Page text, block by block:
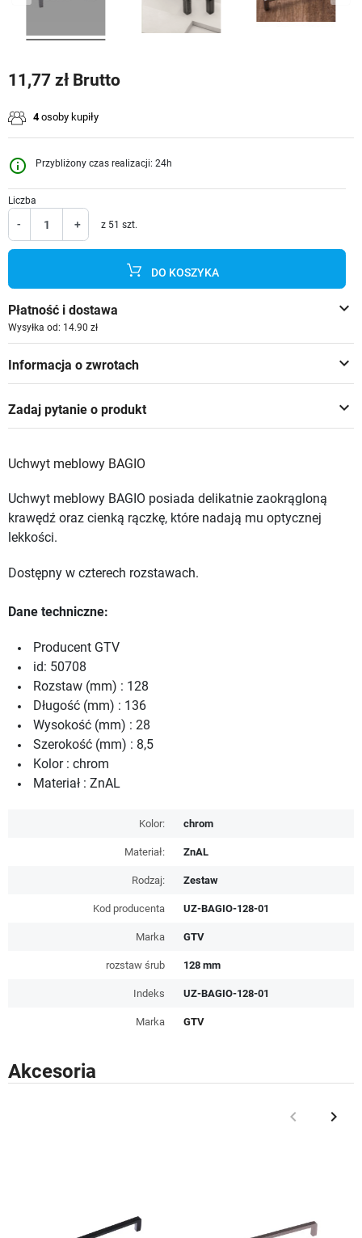
11,77 zł Brutto
4osoby kupiły
info_outline Przybliżony czas realizacji: 24h
Liczba
- + z 51 szt.
DO KOSZYKA
keyboard_arrow_down
Płatność i dostawa
Wysyłka od: 14.90 zł
keyboard_arrow_down
Informacja o zwrotach
keyboard_arrow_down
Zadaj pytanie o produkt
Uchwyt meblowy BAGIO
Uchwyt meblowy BAGIO posiada delikatnie zaokrągloną
krawędź oraz cienką rączkę, które nadają mu optycznej
lekkości.
Dostępny w czterech rozstawach.
Dane techniczne:
Producent GTV
id: 50708
Rozstaw (mm) : 128
Długość (mm) : 136
Wysokość (mm) : 28
Szerokość (mm) : 8,5
Kolor : chrom
Materiał : ZnAL
Kolor: chrom
Materiał: ZnAL
Rodzaj: Zestaw
Kod producenta UZ-BAGIO-128-01
Marka GTV
rozstaw śrub 128 mm
Indeks UZ-BAGIO-128-01
Marka GTV
Akcesoria
Poprzedni
keyboard_arrow_left keyboard_arrow_right